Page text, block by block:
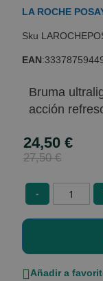
gallery
LA ROCHE
EAN:
Bruma
acción
Special
Price
24,50 €
27,50 €
-
Añadir a